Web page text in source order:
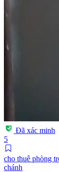
Đã xác minh
5
cho thuê phòng
chánh